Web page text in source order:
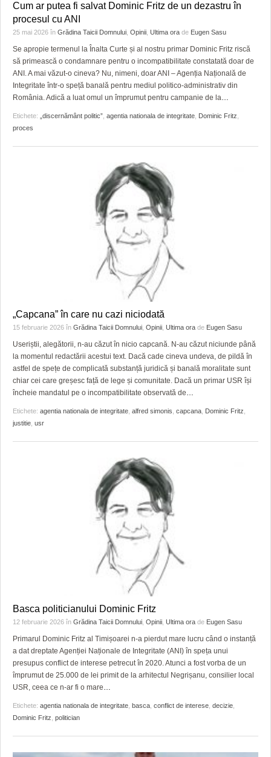
Cum ar putea fi salvat Dominic Fritz de un dezastru în
procesul cu ANI
25 mai 2026 în Grădina Taicii Domnului Opinii Ultima ora de Eugen Sasu
Se apropie termenul la Înalta Curte și al nostru primar Dominic Fritz riscă
să primească o condamnare pentru o incompatibilitate constatată doar de
ANI. A mai văzut-o cineva? Nu, nimeni, doar ANI – Agenția Națională de
Integritate într-o speță banală pentru mediul politico-administrativ din
România. Adică a luat omul un împrumut pentru campanie de la…
Etichete: „discernământ politic” agentia nationala de integritate Dominic Fritz
proces
„Capcana” în care nu cazi niciodată
15 februarie 2026 în Grădina Taicii Domnului Opinii Ultima ora de Eugen Sasu
Useriștii, alegătorii, n-au căzut în nicio capcană. N-au căzut niciunde până
la momentul redactării acestui text. Dacă cade cineva undeva, de pildă în
astfel de spețe de complicată substanță juridică și banală moralitate sunt
chiar cei care greșesc față de lege și comunitate. Dacă un primar USR își
încheie mandatul pe o incompatibilitate observată de
Etichete: agentia nationala de integritate alfred simonis capcana Dominic Fritz
justitie usr
Basca politicianului Dominic Fritz
12 februarie 2026 în Grădina Taicii Domnului Opinii Ultima ora de Eugen Sasu
Primarul Dominic Fritz al Timișoarei n-a pierdut mare lucru când o instanță
a dat dreptate Agenției Naționale de Integritate (ANI) în speța unui
presupus conflict de interese petrecut în 2020. Atunci a fost vorba de un
împrumut de 25.000 de lei primit de la arhitectul Negrișanu, consilier local
USR, ceea ce n-ar fi o mare…
Etichete: agentia nationala de integritate basca conflict de interese decizie
Dominic Fritz politician